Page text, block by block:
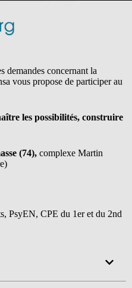
demandes concernant la
vous propose de participer au
les possibilités, construire
(74), complexe Martin
PsyEN, CPE du 1er et du 2nd